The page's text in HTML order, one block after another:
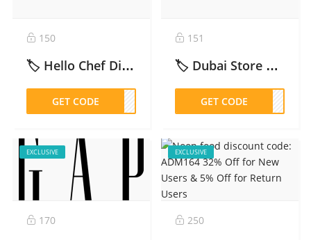
150
🏷️ Hello Chef Discount Code UAE : 50% Off Your First Box and More! – 2026
GET CODEAD26
151
🏷️ Dubai Store Promo Code: [ADIYTD]10% off – 2026
GET CODEIYTD
EXCLUSIVE
170
EXCLUSIVE
250